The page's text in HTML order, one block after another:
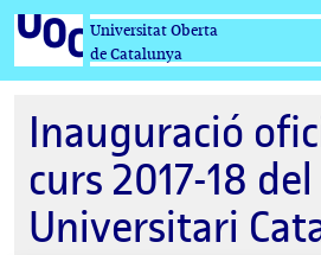
Universitat Oberta
de Catalunya
Inauguració
curs 2017-18
Universitari